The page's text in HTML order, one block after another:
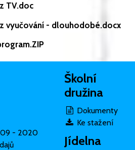
TV.doc
vyučování - dlouhodobé.docx
- 2020
Školní
družina
Dokumenty
Ke stažení
Jídelna